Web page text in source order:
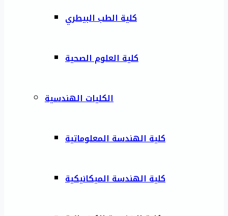
كلية الطب البيطري
كلية العلوم الصحية
الكليات الهندسية
كلية الهندسة المعلوماتية
كلية الهندسة الميكانيكية